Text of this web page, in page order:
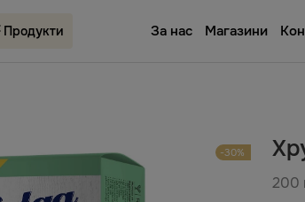
Продукти За нас Магазини
-30%
200